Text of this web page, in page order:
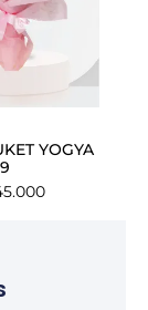
YOGYA
9